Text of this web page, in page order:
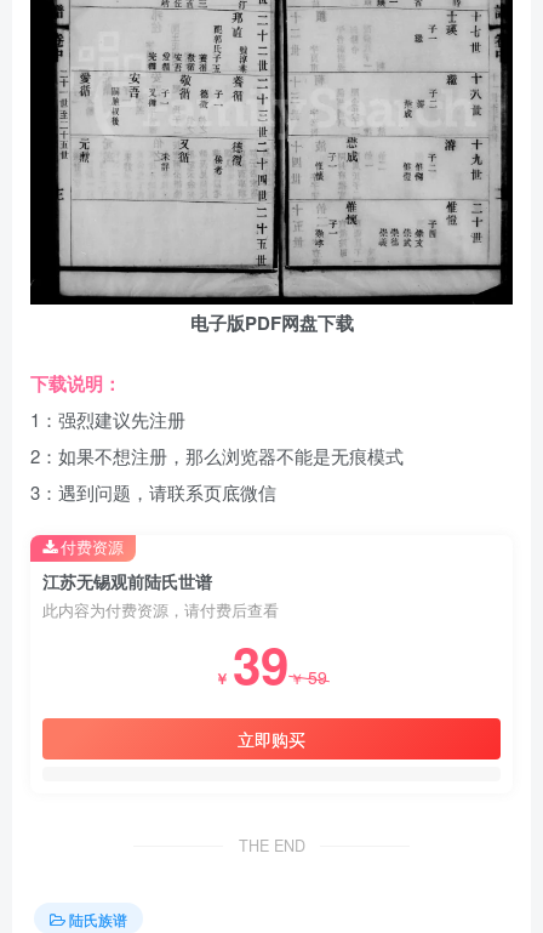
电子版PDF网盘下载
下载说明：
1：强烈建议先注册
2：如果不想注册，那么浏览器不能是无痕模式
3：遇到问题，请联系页底微信
江苏无锡观前陆氏世谱
此内容为付费资源，请付费后查看
￥ 39￥59
立即购买
付费资源
THE END
陆氏族谱